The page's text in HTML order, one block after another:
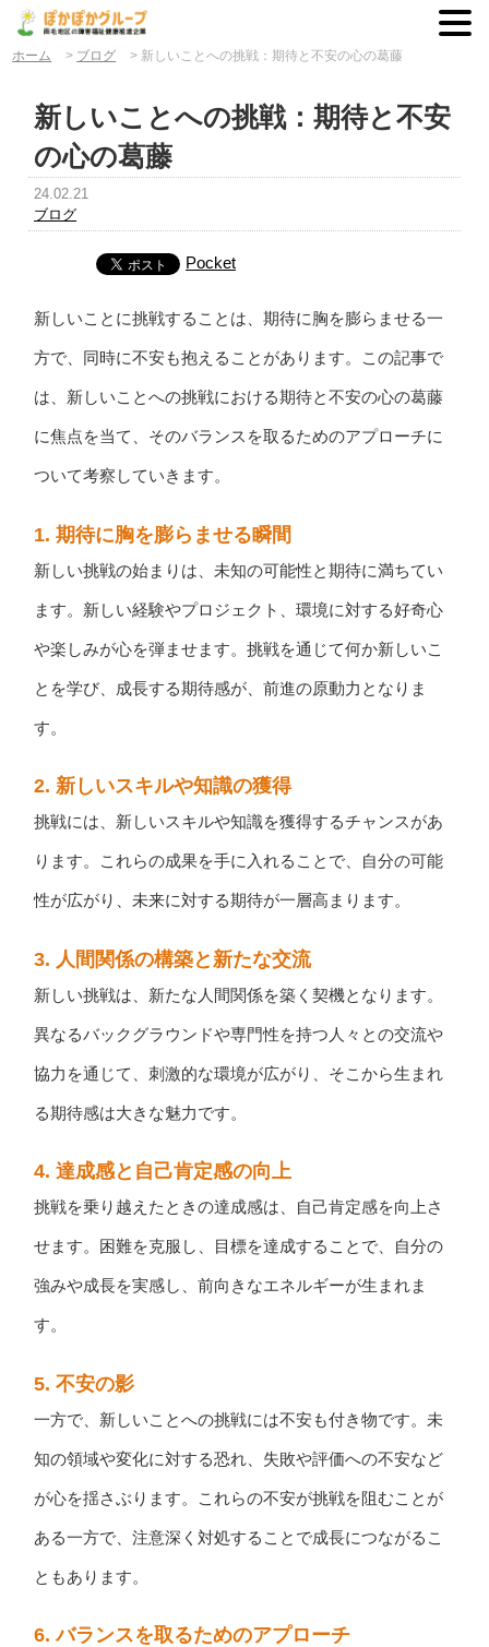
ホーム > ブログ > 新しいことへの挑戦：期待と不安の心の葛藤
新しいことへの挑戦：期待と不安
の心の葛藤
24.02.21
ブログ
Pocket
新しいことに挑戦することは、期待に胸を膨らませる一
方で、同時に不安も抱えることがあります。この記事で
は、新しいことへの挑戦における期待と不安の心の葛藤
に焦点を当て、そのバランスを取るためのアプローチに
ついて考察していきます。
1.期待に胸を膨らませる瞬間
新しい挑戦の始まりは、未知の可能性と期待に満ちてい
ます。新しい経験やプロジェクト、環境に対する好奇心
や楽しみが心を弾ませます。挑戦を通じて何か新しいこ
とを学び、成長する期待感が、前進の原動力となりま
す。
2.新しいスキルや知識の獲得
挑戦には、新しいスキルや知識を獲得するチャンスがあ
ります。これらの成果を手に入れることで、自分の可能
性が広がり、未来に対する期待が一層高まります。
3. 人間関係の構築と新たな交流
新しい挑戦は、新たな人間関係を築く契機となります。
異なるバックグラウンドや専門性を持つ人々との交流や
協力を通じて、刺激的な環境が広がり、そこから生まれ
る期待感は大きな魅力です。
4.達成感と自己肯定感の向上
挑戦を乗り越えたときの達成感は、自己肯定感を向上さ
せます。困難を克服し、目標を達成することで、自分の
強みや成長を実感し、前向きなエネルギーが生まれま
す。
5.不安の影
一方で、新しいことへの挑戦には不安も付き物です。未
知の領域や変化に対する恐れ、失敗や評価への不安など
が心を揺さぶります。これらの不安が挑戦を阻むことが
ある一方で、注意深く対処することで成長につながるこ
ともあります。
6.バランスを取るためのアプローチ